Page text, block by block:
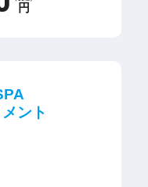
円
ント